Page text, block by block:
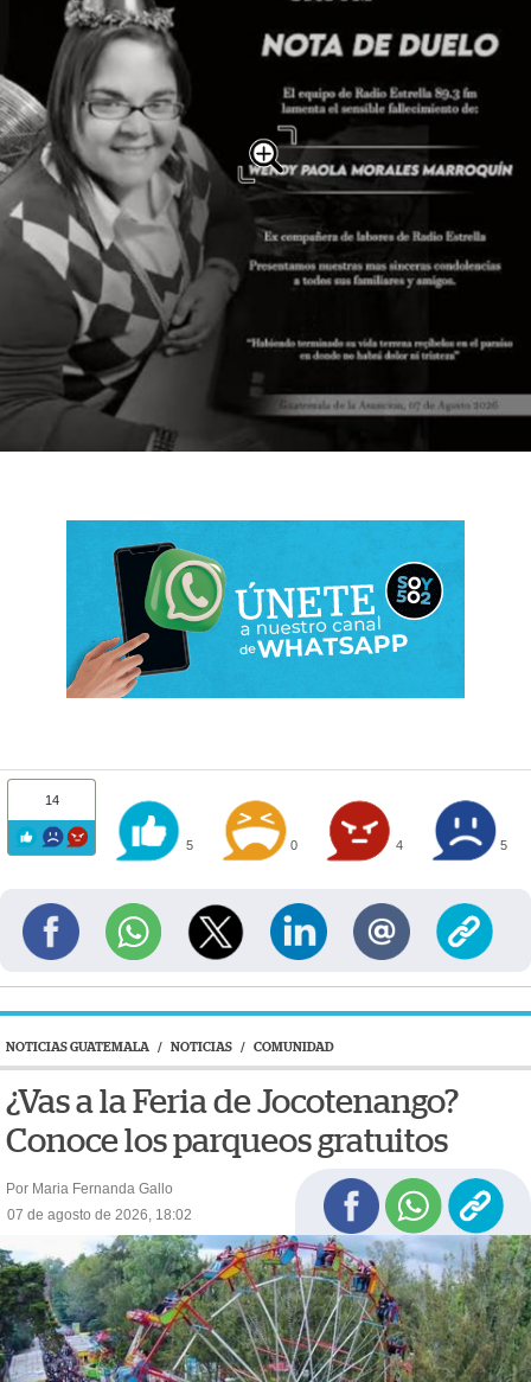
14
5 0 4 5
NOTICIAS GUATEMALA / NOTICIAS / COMUNIDAD
¿Vas a la Feria de Jocotenango?
Conoce los parqueos gratuitos
Por Maria Fernanda Gallo
07 de agosto de 2026, 18:02